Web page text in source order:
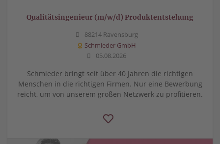
Qualitätsingenieur (m/w/d) Produktentstehung
88214 Ravensburg
Schmieder GmbH
05.08.2026
Schmieder bringt seit über 40 Jahren die richtigen
Menschen in die richtigen Firmen. Nur eine Bewerbung
reicht, um von unserem großen Netzwerk zu profitieren.